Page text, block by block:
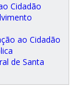
Cidadão
ao Cidadão
de Santa